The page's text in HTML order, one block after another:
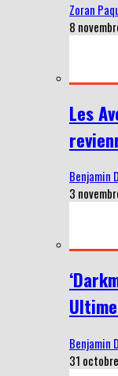
Zoran
8
Les
Benjamin
3
Benjamin
31